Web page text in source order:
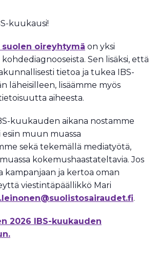
kuukausi!
suolen oireyhtymä on yksi
Sen lisäksi, että
tietoa ja tukea IBS-
läheisilleen, lisäämme myös
aiheesta.
kuukauden aikana nostamme
esiin muun muassa
sekä tekemällä mediatyötä,
kokemushaastateltavia. Jos
kampanjaan ja kertoa oman
viestintäpäällikkö Mari
.
2026 IBS-kuukauden